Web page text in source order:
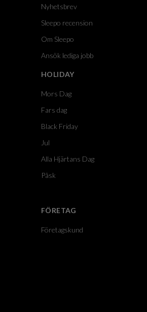
Nyhetsbrev
Sleepo recension
Om Sleepo
Ansök lediga jobb
HOLIDAY
Mors Dag
Fars dag
Black Friday
Jul
Alla Hjärtans Dag
Påsk
FÖRETAG
Företagskund